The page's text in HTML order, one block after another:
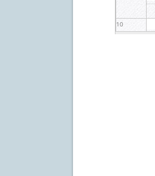
10